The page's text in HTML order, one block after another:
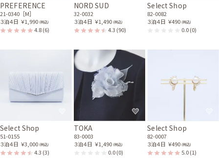
PREFERENCE
21-0340［M］
３泊４日 ￥1,990 (税込)
4.8(6)
NORD SUD
32-0032
３泊４日 ￥1,490 (税込)
4.3 (90)
Select Shop
82-0082
３泊４日 ￥490 (税込)
0.0(0)
Select Shop
51-0155
３泊４日 ￥3,000 (税込)
4.3 (3)
TOKA
83-0003
３泊４日 ￥1,490 (税込)
0.0(0)
Select Shop
82-0007
３泊４日 ￥490 (税込)
5.0(1)